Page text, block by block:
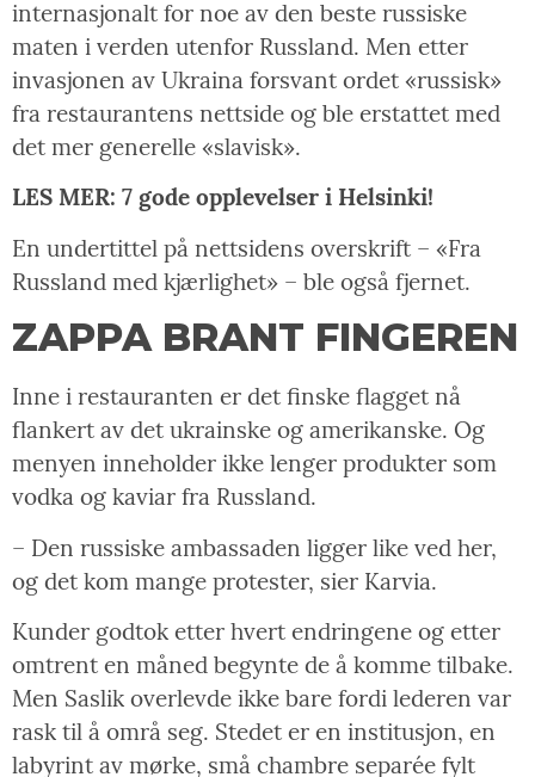
internasjonalt for noe av den beste russiske
maten i verden utenfor Russland. Men etter
invasjonen av Ukraina forsvant ordet «russisk»
fra restaurantens nettside og ble erstattet med
det mer generelle «slavisk».
LES MER: 7 gode opplevelser i Helsinki!
En undertittel på nettsidens overskrift – «Fra
Russland med kjærlighet» – ble også fjernet.
ZAPPA BRANT FINGEREN
Inne i restauranten er det finske flagget nå
flankert av det ukrainske og amerikanske. Og
menyen inneholder ikke lenger produkter som
vodka og kaviar fra Russland.
– Den russiske ambassaden ligger like ved her,
og det kom mange protester, sier Karvia.
Kunder godtok etter hvert endringene og etter
omtrent en måned begynte de å komme tilbake.
Men Saslik overlevde ikke bare fordi lederen var
rask til å områ seg. Stedet er en institusjon, en
labyrint av mørke, små chambre separée fylt